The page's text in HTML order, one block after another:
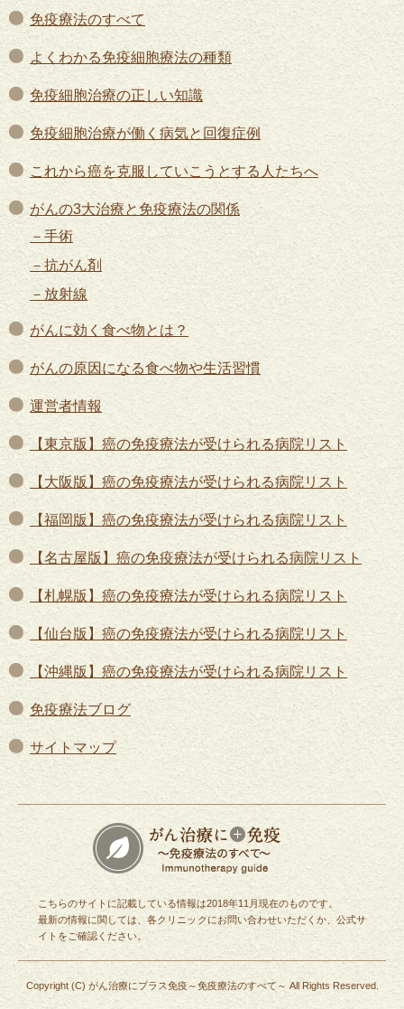
免疫療法のすべて
よくわかる免疫細胞療法の種類
免疫細胞治療の正しい知識
免疫細胞治療が働く病気と回復症例
これから癌を克服していこうとする人たちへ
がんの3大治療と免疫療法の関係
手術
抗がん剤
放射線
がんに効く食べ物とは？
がんの原因になる食べ物や生活習慣
運営者情報
【東京版】癌の免疫療法が受けられる病院リスト
【大阪版】癌の免疫療法が受けられる病院リスト
【福岡版】癌の免疫療法が受けられる病院リスト
【名古屋版】癌の免疫療法が受けられる病院リスト
【札幌版】癌の免疫療法が受けられる病院リスト
【仙台版】癌の免疫療法が受けられる病院リスト
【沖縄版】癌の免疫療法が受けられる病院リスト
免疫療法ブログ
サイトマップ
こちらのサイトに記載している情報は2018年11月現在のものです。
最新の情報に関しては、各クリニックにお問い合わせいただくか、公式サ
イトをご確認ください。
Copyright (C) がん治療にプラス免疫～免疫療法のすべて～ All Rights Reserved.